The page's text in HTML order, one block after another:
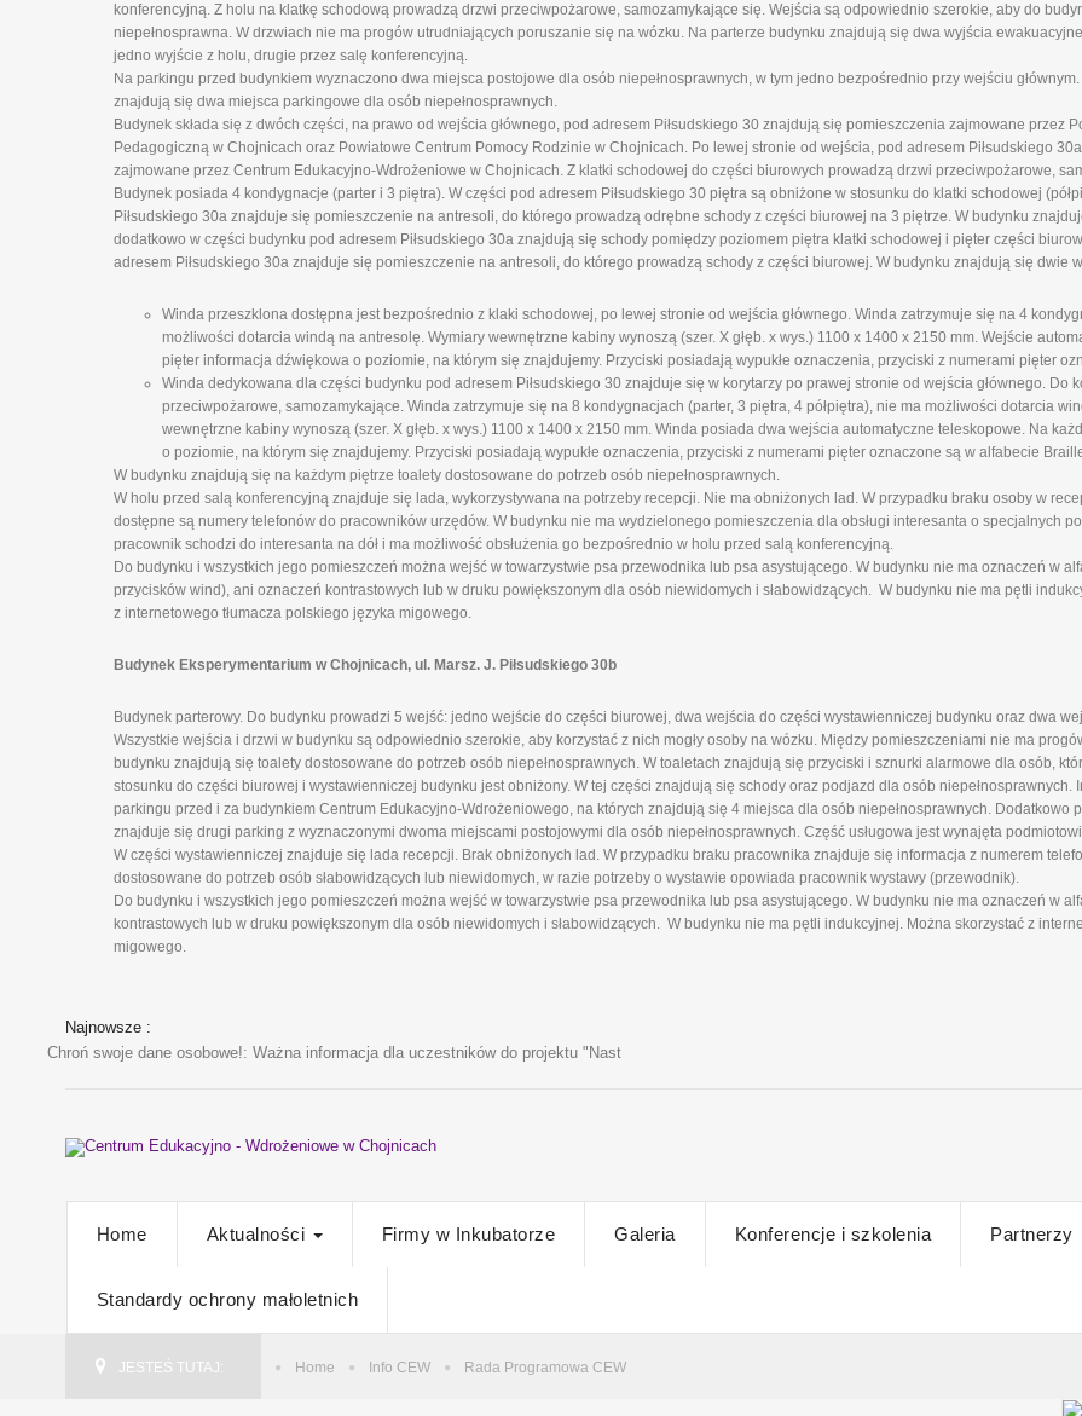
konferencyjną. Z holu na klatkę schodową prowadzą drzwi przeciwpożarowe, samozamykające się. Wejścia są odpowiednio szerokie, aby do
niepełnosprawna. W drzwiach nie ma progów utrudniających poruszanie się na wózku. Na parterze budynku znajdują się dwa wyjścia
jedno wyjście z holu, drugie przez salę konferencyjną.
Na parkingu przed budynkiem wyznaczono dwa miejsca postojowe dla osób niepełnosprawnych, w tym jedno bezpośrednio przy wejściu
znajdują się dwa miejsca parkingowe dla osób niepełnosprawnych.
Budynek składa się z dwóch części, na prawo od wejścia głównego, pod adresem Piłsudskiego 30 znajdują się pomieszczenia zajmowane przez
Pedagogiczną w Chojnicach oraz Powiatowe Centrum Pomocy Rodzinie w Chojnicach. Po lewej stronie od wejścia, pod adresem Piłsudskiego
zajmowane przez Centrum Edukacyjno-Wdrożeniowe w Chojnicach. Z klatki schodowej do części biurowych prowadzą drzwi przeciwpożarowe,
Budynek posiada 4 kondygnacje (parter i 3 piętra). W części pod adresem Piłsudskiego 30 piętra są obniżone w stosunku do klatki schodowej
Piłsudskiego 30a znajduje się pomieszczenie na antresoli, do którego prowadzą odrębne schody z części biurowej na 3 piętrze. W budynku
dodatkowo w części budynku pod adresem Piłsudskiego 30a znajdują się schody pomiędzy poziomem piętra klatki schodowej i pięter części
adresem Piłsudskiego 30a znajduje się pomieszczenie na antresoli, do którego prowadzą schody z części biurowej. W budynku znajdują się dwie
Winda przeszklona dostępna jest bezpośrednio z klaki schodowej, po lewej stronie od wejścia głównego. Winda zatrzymuje się na 4
możliwości dotarcia windą na antresolę. Wymiary wewnętrzne kabiny wynoszą (szer. X głęb. x wys.) 1100 x 1400 x 2150 mm. Wejście
pięter informacja dźwiękowa o poziomie, na którym się znajdujemy. Przyciski posiadają wypukłe oznaczenia, przyciski z numerami pięter
Winda dedykowana dla części budynku pod adresem Piłsudskiego 30 znajduje się w korytarzy po prawej stronie od wejścia głównego. Do
przeciwpożarowe, samozamykające. Winda zatrzymuje się na 8 kondygnacjach (parter, 3 piętra, 4 półpiętra), nie ma możliwości dotarcia
wewnętrzne kabiny wynoszą (szer. X głęb. x wys.) 1100 x 1400 x 2150 mm. Winda posiada dwa wejścia automatyczne teleskopowe. Na
o poziomie, na którym się znajdujemy. Przyciski posiadają wypukłe oznaczenia, przyciski z numerami pięter oznaczone są w alfabecie
W budynku znajdują się na każdym piętrze toalety dostosowane do potrzeb osób niepełnosprawnych.
W holu przed salą konferencyjną znajduje się lada, wykorzystywana na potrzeby recepcji. Nie ma obniżonych lad. W przypadku braku osoby w
dostępne są numery telefonów do pracowników urzędów. W budynku nie ma wydzielonego pomieszczenia dla obsługi interesanta o specjalnych
pracownik schodzi do interesanta na dół i ma możliwość obsłużenia go bezpośrednio w holu przed salą konferencyjną.
Do budynku i wszystkich jego pomieszczeń można wejść w towarzystwie psa przewodnika lub psa asystującego. W budynku nie ma oznaczeń w
przycisków wind), ani oznaczeń kontrastowych lub w druku powiększonym dla osób niewidomych i słabowidzących. W budynku nie ma pętli
z internetowego tłumacza polskiego języka migowego.
Budynek Eksperymentarium w Chojnicach, ul. Marsz. J. Piłsudskiego 30b
Budynek parterowy. Do budynku prowadzi 5 wejść: jedno wejście do części biurowej, dwa wejścia do części wystawienniczej budynku oraz dwa
Wszystkie wejścia i drzwi w budynku są odpowiednio szerokie, aby korzystać z nich mogły osoby na wózku. Między pomieszczeniami nie ma
budynku znajdują się toalety dostosowane do potrzeb osób niepełnosprawnych. W toaletach znajdują się przyciski i sznurki alarmowe dla osób,
stosunku do części biurowej i wystawienniczej budynku jest obniżony. W tej części znajdują się schody oraz podjazd dla osób niepełnosprawnych.
parkingu przed i za budynkiem Centrum Edukacyjno-Wdrożeniowego, na których znajdują się 4 miejsca dla osób niepełnosprawnych. Dodatkowo
znajduje się drugi parking z wyznaczonymi dwoma miejscami postojowymi dla osób niepełnosprawnych. Część usługowa jest wynajęta
W części wystawienniczej znajduje się lada recepcji. Brak obniżonych lad. W przypadku braku pracownika znajduje się informacja z numerem
dostosowane do potrzeb osób słabowidzących lub niewidomych, w razie potrzeby o wystawie opowiada pracownik wystawy (przewodnik).
Do budynku i wszystkich jego pomieszczeń można wejść w towarzystwie psa przewodnika lub psa asystującego. W budynku nie ma oznaczeń w
kontrastowych lub w druku powiększonym dla osób niewidomych i słabowidzących. W budynku nie ma pętli indukcyjnej. Można skorzystać z
migowego.
Najnowsze :
Chroń swoje dane osobowe!: Ważna informacja dla uczestników do projektu "Nast
Home Aktualności Firmy w Inkubatorze Galeria Konferencje i szkolenia Partnerzy
Standardy ochrony małoletnich
JESTEŚ TUTAJ: Home Info CEW Rada Programowa CEW